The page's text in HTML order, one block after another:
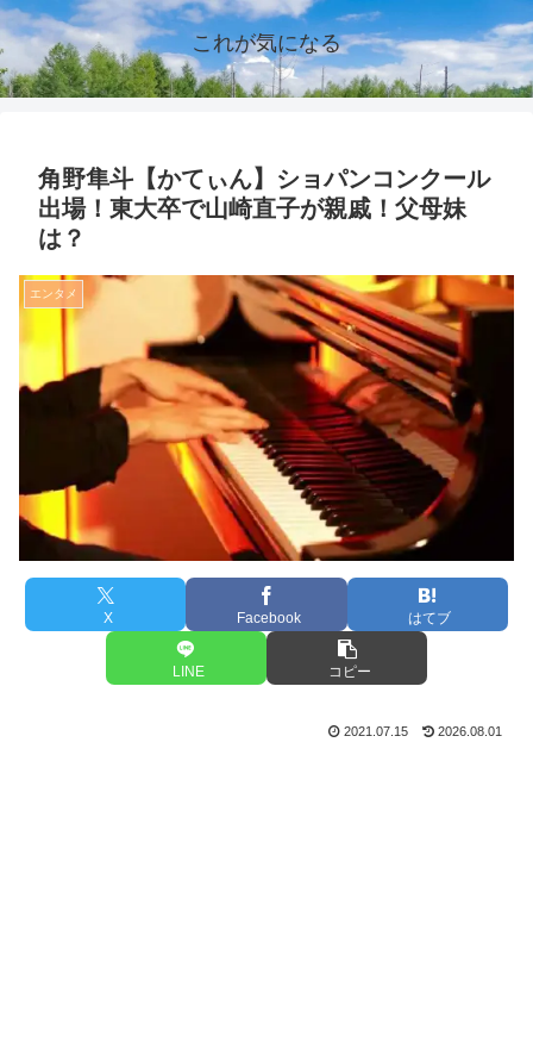
これが気になる
角野隼斗【かてぃん】ショパンコンクール
出場！東大卒で山崎直子が親戚！父母妹
は？
エンタメ
X Facebook はてブ
LINE コピー
2021.07.15 2026.08.01